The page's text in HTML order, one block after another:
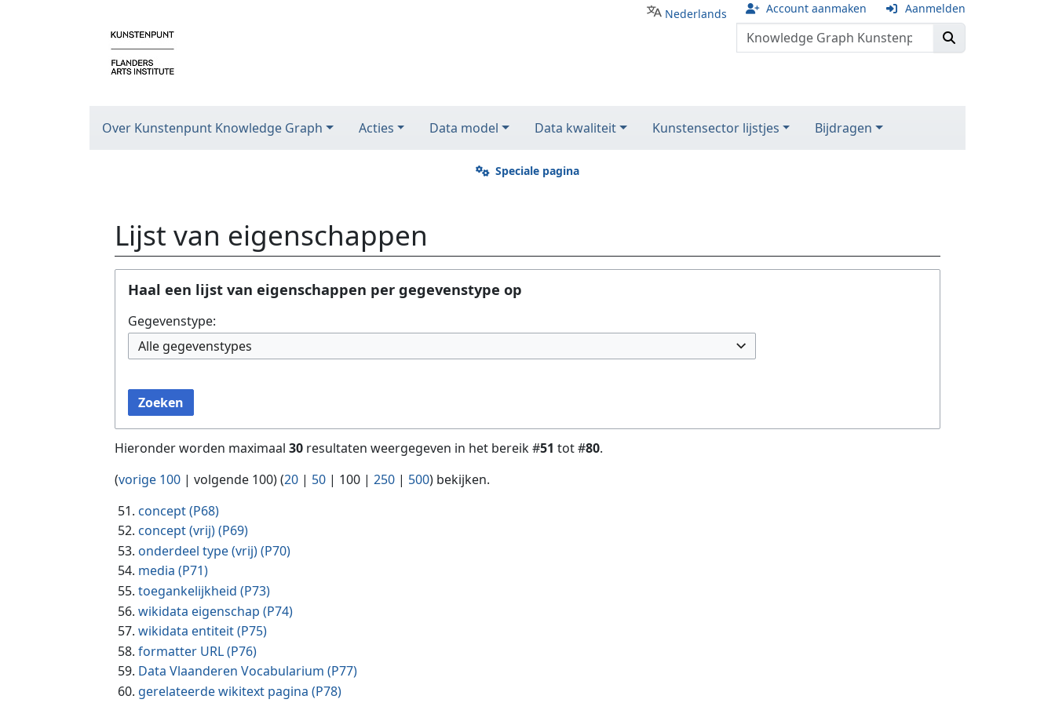
Nederlands Account aanmaken Aanmelden
Over Kunstenpunt Knowledge Graph Acties Data model Data kwaliteit Kunstensector lijstjes Bijdragen
Speciale pagina
Lijst van eigenschappen
Haal een lijst van eigenschappen per gegevenstype op
Gegevenstype:
Alle gegevenstypes
Zoeken
Hieronder worden maximaal 30 resultaten weergegeven in het bereik #51 tot #80.
(vorige 100 | volgende 100) (20 | 50 | 100 | 250 | 500) bekijken.
concept(P68)
concept (vrij)(P69)
onderdeel type (vrij)(P70)
media (P71)
toegankelijkheid (P73)
wikidata eigenschap (P74)
wikidata entiteit(P75)
formatter URL(P76)
Data Vlaanderen Vocabularium (P77)
gerelateerde wikitext pagina (P78)